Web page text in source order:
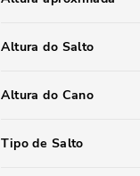
Altura do Salto
Altura do Cano
Tipo de Salto